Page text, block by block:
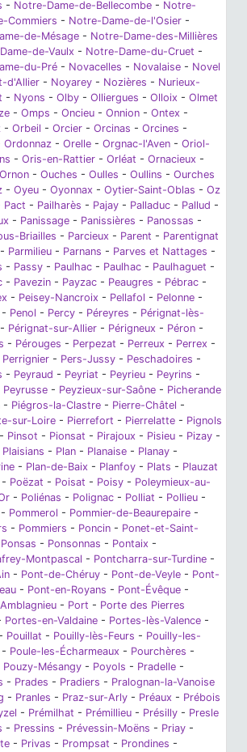
- Notre-Dame-de-Bellecombe - Notre-
Commiers - Notre-Dame-de-l'Osier -
de-Mésage - Notre-Dame-des-Millières
de-Vaulx - Notre-Dame-du-Cruet -
du-Pré - Novacelles - Novalaise - Novel
d'Allier - Noyarey - Nozières - Nurieux-
- Nyons - Olby - Olliergues - Olloix - Olmet
- Omps - Oncieu - Onnion - Ontex -
- Orbeil - Orcier - Orcinas - Orcines -
Ordonnaz - Orelle - Orgnac-l'Aven - Oriol-
- Oris-en-Rattier - Orléat - Ornacieux -
Ornon - Ouches - Oulles - Oullins - Ourches
- Oyeu - Oyonnax - Oytier-Saint-Oblas - Oz
Pact - Pailharès - Pajay - Palladuc - Pallud -
- Panissage - Panissières - Panossas -
Briailles - Parcieux - Parent - Parentignat
- Parmilieu - Parnans - Parves et Nattages -
- Passy - Paulhac - Paulhac - Paulhaguet -
- Pavezin - Payzac - Peaugres - Pébrac -
- Peisey-Nancroix - Pellafol - Pelonne -
- Penol - Percy - Péreyres - Pérignat-lès-
- Pérignat-sur-Allier - Périgneux - Péron -
- Pérouges - Perpezat - Perreux - Perrex -
Perrignier - Pers-Jussy - Peschadoires -
- Peyraud - Peyriat - Peyrieu - Peyrins -
Peyrusse - Peyzieux-sur-Saône - Picherande
- Piégros-la-Clastre - Pierre-Châtel -
sur-Loire - Pierrefort - Pierrelatte - Pignols
- Pinsot - Pionsat - Pirajoux - Pisieu - Pizay -
Plaisians - Plan - Planaise - Planay -
- Plan-de-Baix - Planfoy - Plats - Plauzat
- Poëzat - Poisat - Poisy - Poleymieux-au-
- Poliénas - Polignac - Polliat - Pollieu -
- Pommerol - Pommier-de-Beaurepaire -
- Pommiers - Poncin - Ponet-et-Saint-
Ponsas - Ponsonnas - Pontaix -
Montpascal - Pontcharra-sur-Turdine -
- Pont-de-Chéruy - Pont-de-Veyle - Pont-
- Pont-en-Royans - Pont-Évêque -
- Port - Porte des Pierres
Portes-en-Valdaine - Portes-lès-Valence -
- Pouillat - Pouilly-lès-Feurs - Pouilly-les-
- Poule-les-Écharmeaux - Pourchères -
Pouzy-Mésangy - Poyols - Pradelle -
- Prades - Pradiers - Pralognan-la-Vanoise
- Pranles - Praz-sur-Arly - Préaux - Prébois
- Prémilhat - Prémillieu - Présilly - Presle
- Pressins - Prévessin-Moëns - Priay -
- Privas - Prompsat - Prondines -